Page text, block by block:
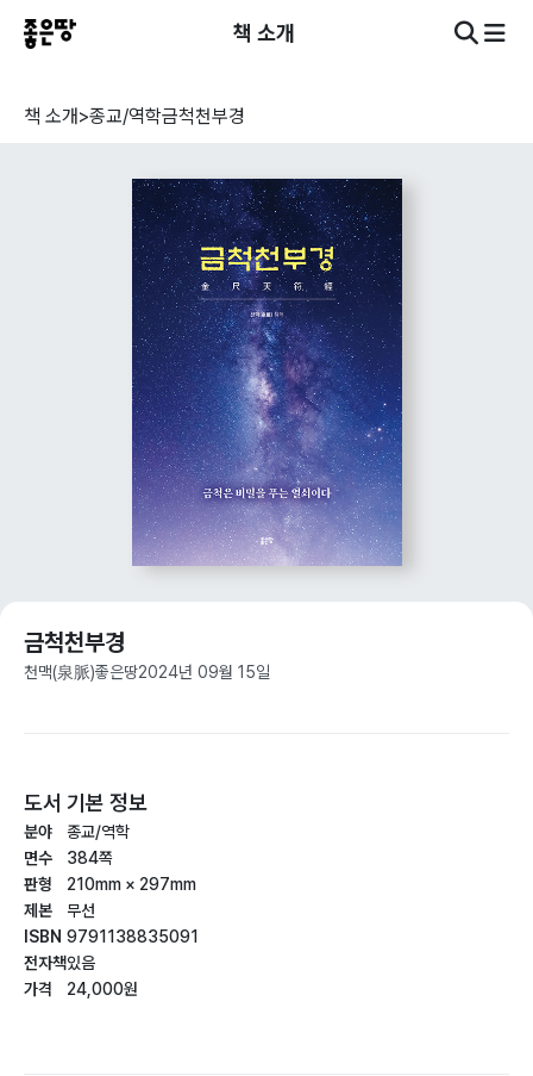
책 소개
책 소개>종교/역학금척천부경
금척천부경
천맥(泉脈)좋은땅2024년 09월 15일
도서 기본 정보
분야
면수
판형
제본
ISBN
전자책
가격
종교/역학
384쪽
210mm × 297mm
무선
9791138835091
있음
24,000원